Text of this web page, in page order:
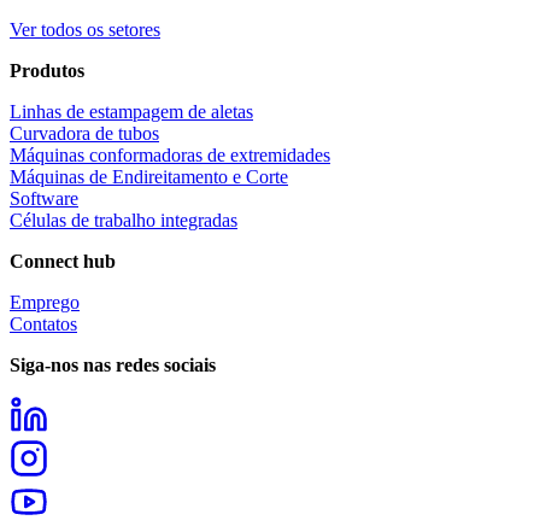
Ver todos os setores
Produtos
Linhas de estampagem de aletas
Curvadora de tubos
Máquinas conformadoras de extremidades
Máquinas de Endireitamento e Corte
Software
Células de trabalho integradas
Connect hub
Emprego
Contatos
Siga-nos nas redes sociais